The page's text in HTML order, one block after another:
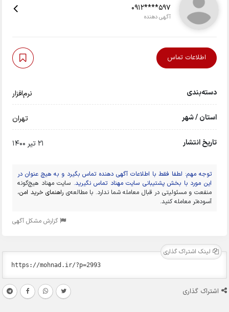
0912****597
آگهی دهنده
اطلاعات تماس
دسته‌بندی نرم‌افزار
استان / شهر تهران
تاریخ انتشار 21 تیر 1400
توجه مهم: لطفا فقط با اطلاعات آگهی دهنده تماس بگیرد و به هیچ عنوان در
این مورد با بخش پشتیبانی سایت مهناد تماس نگیرید. سایت مهناد هیچ‌گونه
منفعت و مسئولیتی در قبال معامله شما ندارد. با مطالعه‌ی راهنمای خرید امن،
آسوده‌تر معامله کنید.
گزارش مشکل آگهی
لینک اشتراک گذاری
اشتراک گذاری